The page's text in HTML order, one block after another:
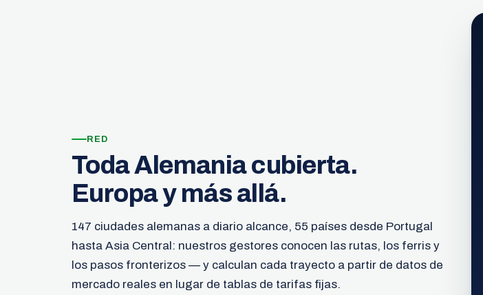
RED
Toda Alemania cubierta.
Europa y más allá.
147 ciudades alemanas a diario alcance, 55 países desde Portugal
hasta Asia Central: nuestros gestores conocen las rutas, los ferris y
los pasos fronterizos — y calculan cada trayecto a partir de datos de
mercado reales en lugar de tablas de tarifas fijas.